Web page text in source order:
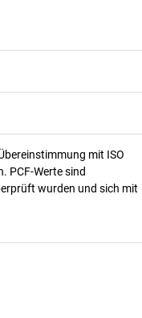
mit ISO
PCF-Werte sind
wurden und sich mit